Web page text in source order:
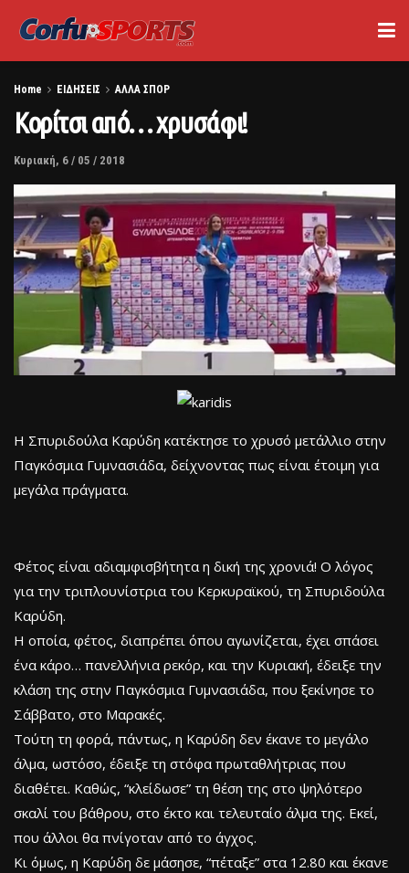
Home ΕΙΔΗΣΕΙΣ ΑΛΛΑ ΣΠΟΡ
Κορίτσι από… χρυσάφι!
Κυριακή, 6 / 05 / 2018
Η Σπυριδούλα Καρύδη κατέκτησε το χρυσό μετάλλιο στην
Παγκόσμια Γυμνασιάδα, δείχνοντας πως είναι έτοιμη για
μεγάλα πράγματα.
Φέτος είναι αδιαμφισβήτητα η δική της χρονιά! Ο λόγος
για την τριπλουνίστρια του Κερκυραϊκού, τη Σπυριδούλα
Καρύδη.
Η οποία, φέτος, διαπρέπει όπου αγωνίζεται, έχει σπάσει
ένα κάρο… πανελλήνια ρεκόρ, και την Κυριακή, έδειξε την
κλάση της στην Παγκόσμια Γυμνασιάδα, που ξεκίνησε το
Σάββατο, στο Μαρακές.
Τούτη τη φορά, πάντως, η Καρύδη δεν έκανε το μεγάλο
άλμα, ωστόσο, έδειξε τη στόφα πρωταθλήτριας που
διαθέτει. Καθώς, “κλείδωσε” τη θέση της στο ψηλότερο
σκαλί του βάθρου, στο έκτο και τελευταίο άλμα της. Εκεί,
που άλλοι θα πνίγοταν από το άγχος.
Κι όμως, η Καρύδη δε μάσησε, “πέταξε” στα 12.80 και έκανε